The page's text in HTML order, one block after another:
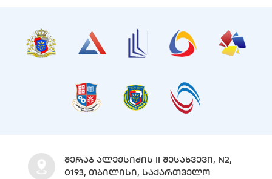
ᲛᲔᲠᲐᲑ ᲐᲚᲔᲥᲡᲘᲫᲘᲡ II ᲨᲔᲡᲐᲮᲕᲔᲕᲘ, N2,
0193, ᲗᲑᲘᲚᲘᲡᲘ, ᲡᲐᲥᲐᲠᲗᲕᲔᲚᲝ